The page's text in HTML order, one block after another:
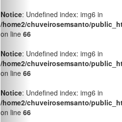
Notice: Undefined index: img6 in
/home2/chuveirosemsanto/
on line 66
Notice: Undefined index: img6 in
/home2/chuveirosemsanto/
on line 66
Notice: Undefined index: img6 in
/home2/chuveirosemsanto/
on line 66